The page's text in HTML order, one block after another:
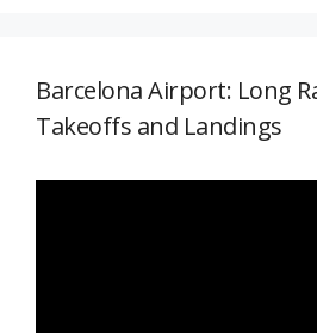
Barcelona Airport: Long
Takeoffs and Landings